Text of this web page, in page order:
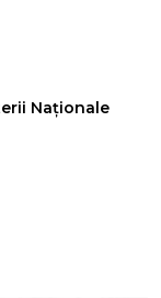
Naționale